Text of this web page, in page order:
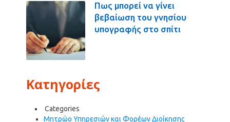
Πως μπορεί να γίνει
βεβαίωση του γνησίου
υπογραφής στο σπίτι
Κατηγορίες
Categories
Μητρώο Υπηρεσιών και Φορέων Διοίκησης